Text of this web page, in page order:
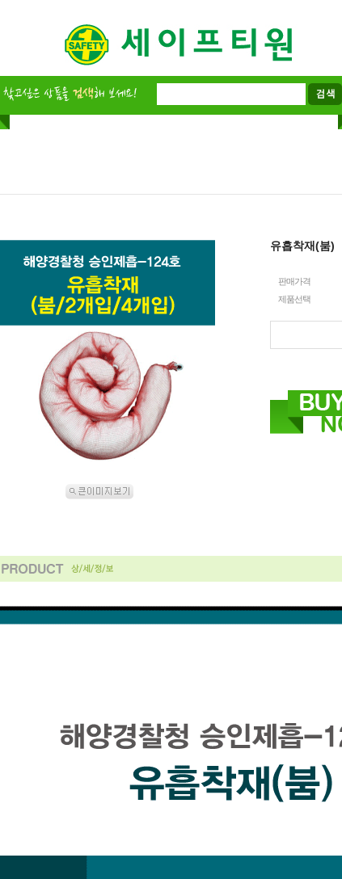
유흡착재(붐)
판매가격
제품선택